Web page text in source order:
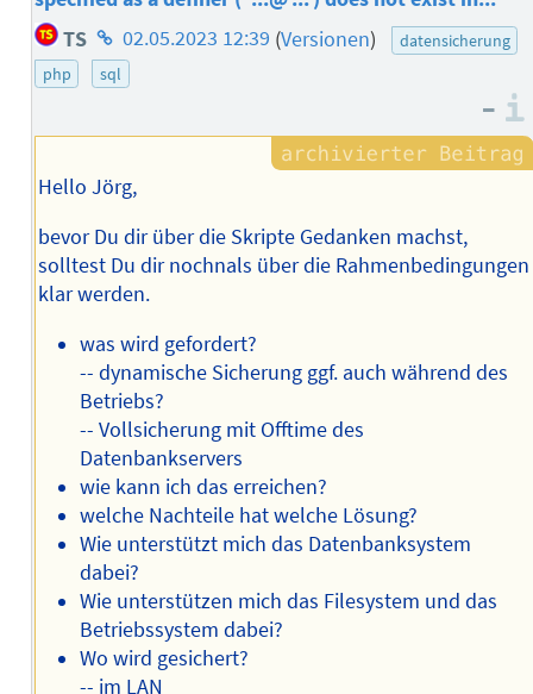
TS Homepage
des
02.05.2023 12:39 (Versionen)
datensicherung
php
sql
–
Hello Jörg,
bevor Du dir über die Skripte Gedanken machst,
solltest Du dir nochnals über die Rahmenbedingungen
klar werden.
was wird gefordert?
-- dynamische Sicherung ggf. auch während des
Betriebs?
-- Vollsicherung mit Offtime des
Datenbankservers
wie kann ich das erreichen?
welche Nachteile hat welche Lösung?
Wie unterstützt mich das Datenbanksystem
dabei?
Wie unterstützen mich das Filesystem und das
Betriebssystem dabei?
Wo wird gesichert?
-- im LAN